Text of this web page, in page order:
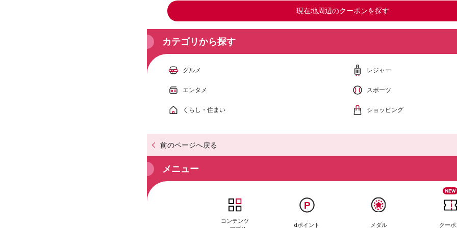
現在地周辺のクーポンを探す
カテゴリから探す
グルメ レジャー
エンタメ スポーツ
くらし・住まい ショッピング
前のページへ戻る
メニュー
コンテンツ
dポイント メダル クー